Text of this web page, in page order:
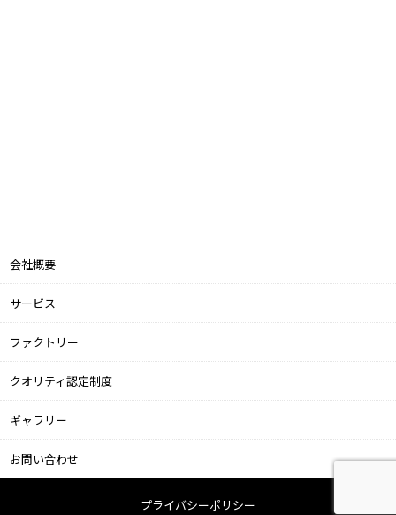
会社概要
サービス
ファクトリー
クオリティ認定制度
ギャラリー
お問い合わせ
プライバシーポリシー